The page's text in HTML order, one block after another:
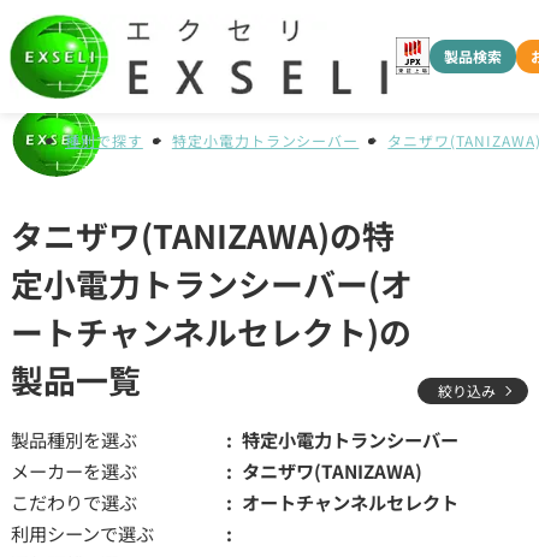
製品検索
種別で探す 特定小電力トランシーバー タニザワ
タニザワ(TANIZAWA)の特
定小電力トランシーバー(オ
ートチャンネルセレクト)の
製品一覧
絞り込み
製品種別を選ぶ
特定小電力トランシーバー
メーカーを選ぶ
タニザワ(TANIZAWA)
こだわりで選ぶ
オートチャンネルセレクト
利用シーンで選ぶ